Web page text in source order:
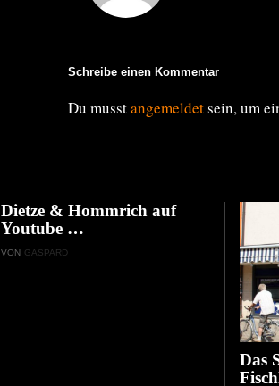
Schreibe einen Kommentar
Du musstangemeldetsein, um
Dietze & Hommrich auf
Youtube …
VON GASPARD
Das